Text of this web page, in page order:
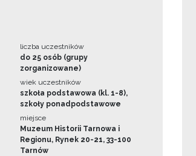
liczba uczestników
do 25 osób (grupy
zorganizowane)
wiek uczestników
szkoła podstawowa (kl. 1-8),
szkoły ponadpodstawowe
miejsce
Muzeum Historii Tarnowa i
Regionu, Rynek 20-21, 33-100
Tarnów